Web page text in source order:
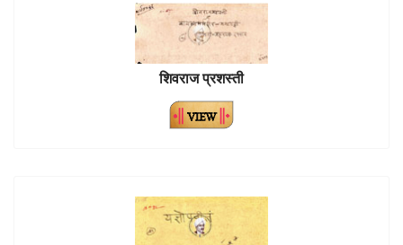
शिवराज प्रशस्ती